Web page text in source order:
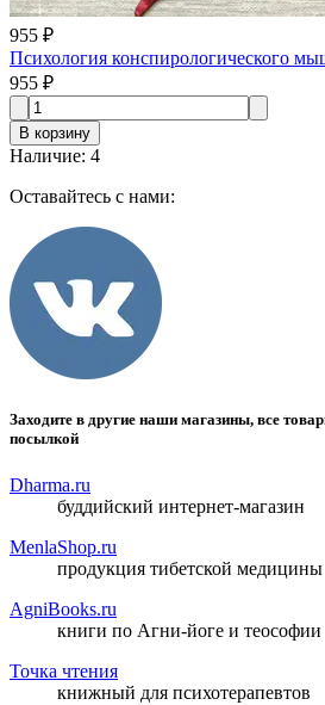
955 ₽
Психология конспирологического
955 ₽
В корзину
Наличие: 4
Оставайтесь с нами:
Заходите в другие наши магазины, все
посылкой
Dharma.ru
буддийский интернет-магазин
MenlaShop.ru
продукция тибетской медицины
AgniBooks.ru
книги по Агни-йоге и теософии
Точка чтения
книжный для психотерапевтов